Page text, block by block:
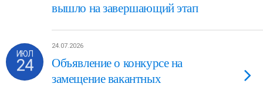
вышло на завершающий этап
ИЮЛ
24
24.07.2026
Объявление о конкурсе на
замещение вакантных